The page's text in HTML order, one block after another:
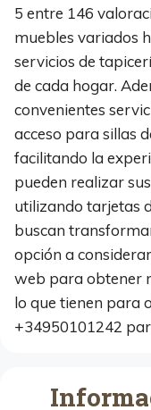
5 entre 146
muebles variados
servicios de
de cada hogar.
convenientes
acceso para sillas
facilitando la
pueden realizar
utilizando tarjetas
buscan
opción a
web para obtener
lo que tienen para
+34950101242